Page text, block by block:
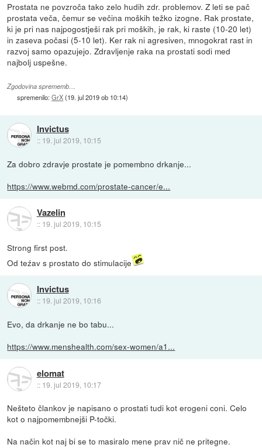
Prostata ne povzroča tako zelo hudih zdr. problemov. Z leti se pač
prostata veča, čemur se večina moških težko izogne. Rak prostate,
ki je pri nas najpogostješi rak pri moških, je rak, ki raste (10-20 let)
in zaseva počasi (5-10 let). Ker rak ni agresiven, mnogokrat rast in
razvoj samo opazujejo. Zdravljenje raka na prostati sodi med
najbolj uspešne.
Zgodovina sprememb…
spremenilo:GrX(19. jul 2019 ob 10:14)
Invictus
:: 19. jul 2019, 10:15
Za dobro zdravje prostate je pomembno drkanje...
https://www.webmd.com/prostate-cancer/e...
Vazelin
:: 19. jul 2019, 10:15
Strong first post.
Od teźav s prostato do stimulacije
Invictus
:: 19. jul 2019, 10:16
Evo, da drkanje ne bo tabu...
https://www.menshealth.com/sex-women/a1...
elomat
:: 19. jul 2019, 10:17
Nešteto člankov je napisano o prostati tudi kot erogeni coni. Celo
kot o najpomembnejši P-točki.
Na način kot naj bi se to masiralo mene prav nič ne pritegne.